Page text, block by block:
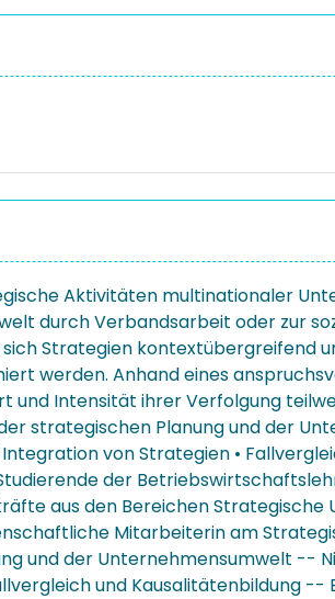
Aktivitäten multinationaler
durch Verbandsarbeit oder zur
Strategien kontextübergreifend
werden. Anhand eines
und Intensität ihrer Verfolgung
strategischen Planung und der
von Strategien •
der
aus den Bereichen Strategische
Mitarbeiterin am
und der Unternehmensumwelt --
und Kausalitätenbildung --